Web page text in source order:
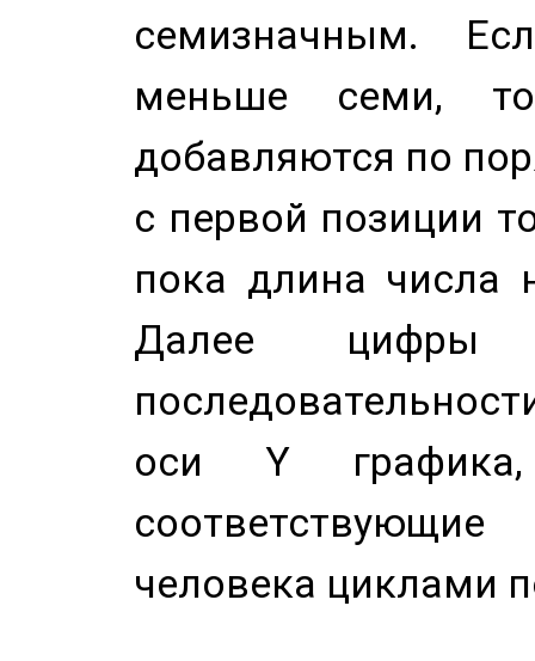
семизначным.
меньше семи,
добавляются по
с первой позиции
пока длина числа
Далее цифры
оси Y
человека циклами